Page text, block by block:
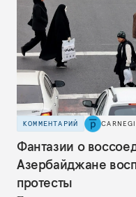
КОММЕНТАРИЙ
Фантазии о
Азербайджане
протесты